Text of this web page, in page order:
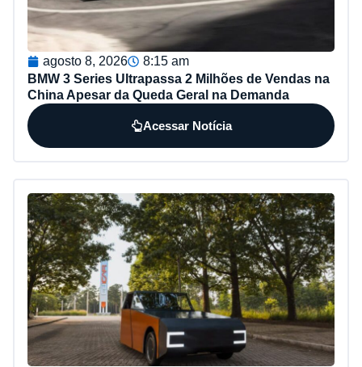
agosto 8, 2026
8:15 am
BMW 3 Series Ultrapassa 2 Milhões de Vendas na
China Apesar da Queda Geral na Demanda
Acessar Notícia